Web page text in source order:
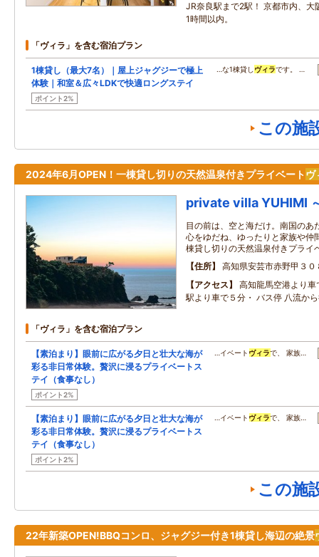
JR奈良駅まで2駅！ 京都市内、大
1時間以内。
「ヴィラ」を含む宿泊プラン
1棟貸し（最大7名）｜屋上ジャグジーで極上
体験｜和室＆広々LDKで快適ロングステイ
ポイント2%
…な1棟貸し ヴィラです。 …
この施
2024年6月OPEN！一棟貸し切りの天然温泉付きプライベートヴ
private villa YUHIMI
目の前は、空と海だけ。南国のあ
心をゆだね、ゆったりと家族や仲
棟貸し切りの天然温泉付きプライ
住所
高知県安芸市赤野甲３０
アクセス
高知龍馬空港より
駅より車で５分・ バス停 八流か
「ヴィラ」を含む宿泊プラン
【素泊まり】眼前に広がる夕日と壮大な海が
彩る非日常体験。贅沢に浸るプライベートス
テイ（食事なし）
ポイント2%
…イベート ヴィラで、 家族…
【素泊まり】眼前に広がる夕日と壮大な海が
彩る非日常体験。贅沢に浸るプライベートス
テイ（食事なし）
ポイント2%
…イベート ヴィラで、 家族…
この施
22年新築OPEN!BBQコンロ、ジャグジー付き1棟貸し海辺の絶景